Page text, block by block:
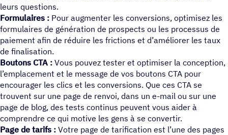
leurs questions.
Formulaires : Pour augmenter les conversions, optimisez les
formulaires de génération de prospects ou les processus de
paiement afin de réduire les frictions et d’améliorer les taux
de finalisation.
Boutons CTA : Vous pouvez tester et optimiser la conception,
l’emplacement et le message de vos boutons CTA pour
encourager les clics et les conversions. Que ces CTA se
trouvent sur une page de renvoi, dans un e-mail ou sur une
page de blog, des tests continus peuvent vous aider à
comprendre ce qui motive les gens à se convertir.
Page de tarifs : Votre page de tarification est l’une des pages